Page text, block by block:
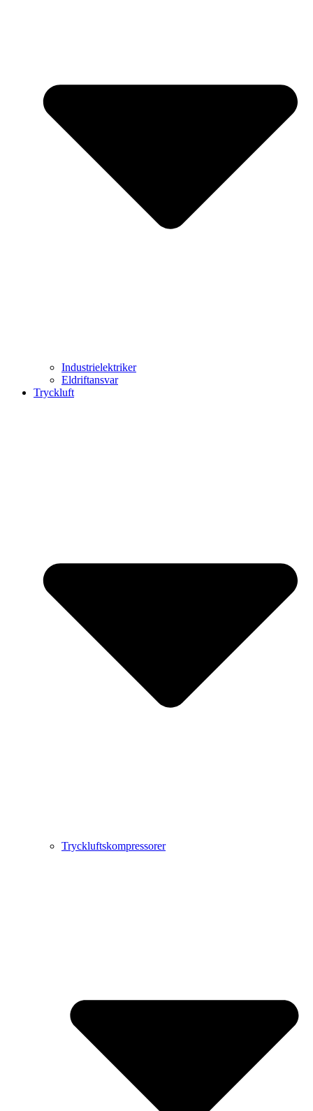
Industrielektriker
Eldriftansvar
Tryckluft
Tryckluftskompressorer